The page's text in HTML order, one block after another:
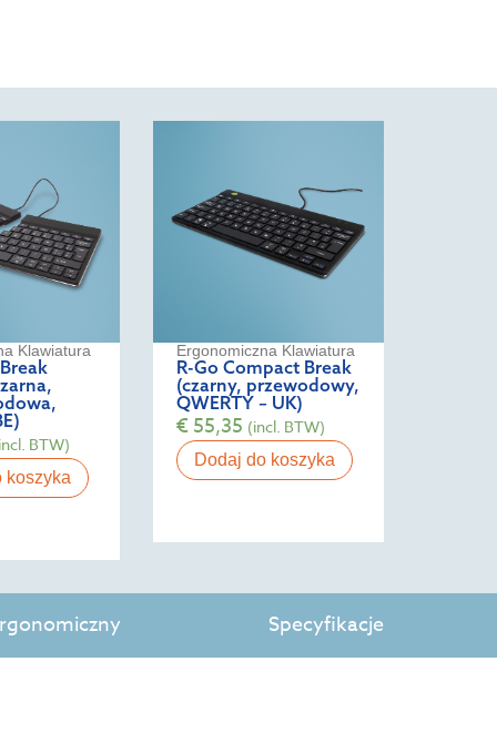
Klawiatura
BTW)
koszyka
Ergonomiczna Klawiatura
R-Go Compact Break
(czarny, przewodowy,
QWERTY – UK)
€55,35 (incl. BTW)
Dodaj do koszyka
Specyfikacje